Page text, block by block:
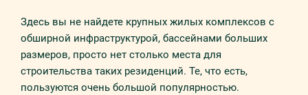
Здесь вы не найдете крупных жилых комплексов с
обширной инфраструктурой, бассейнами больших
размеров, просто нет столько места для
строительства таких резиденций. Те, что есть,
пользуются очень большой популярностью.